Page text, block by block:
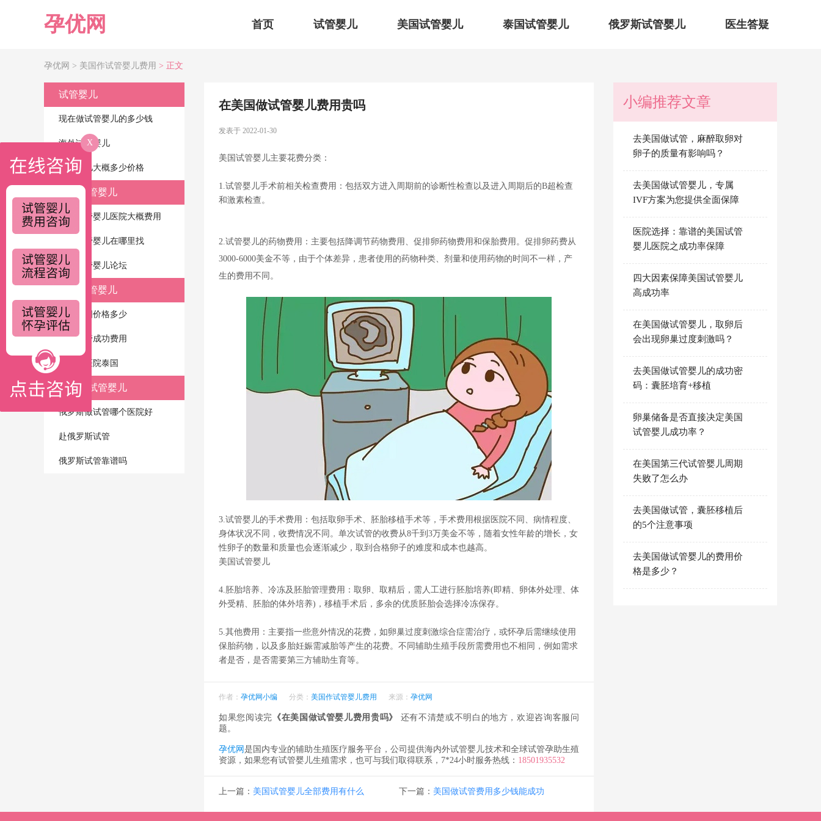
孕优网 首页 试管婴儿 美国试管婴儿 泰国试管婴儿 俄罗斯试管婴儿 医生答疑
孕优网 > 美国作试管婴儿费用 > 正文
试管婴儿
现在做试管婴儿的多少钱
海外试管婴儿
试管婴儿大概多少价格
美国试管婴儿
美国试管婴儿医院大概费用
美国试管婴儿在哪里找
美国试管婴儿论坛
泰国试管婴儿
试管泰国价格多少
泰国试管成功费用
试管的医院泰国
俄罗斯试管婴儿
俄罗斯做试管哪个医院好
赴俄罗斯试管
俄罗斯试管靠谱吗
在美国做试管婴儿费用贵吗
发表于 2022-01-30
美国试管婴儿主要花费分类：
1.试管婴儿手术前相关检查费用：包括双方进入周期前的诊断性检查以及进入周期后的B超检查
和激素检查。
2.试管婴儿的药物费用：主要包括降调节药物费用、促排卵药物费用和保胎费用。促排卵药费从
3000-6000美金不等，由于个体差异，患者使用的药物种类、剂量和使用药物的时间不一样，产
生的费用不同。
3.试管婴儿的手术费用：包括取卵手术、胚胎移植手术等，手术费用根据医院不同、病情程度、
身体状况不同，收费情况不同。单次试管的收费从8千到3万美金不等，随着女性年龄的增长，女
性卵子的数量和质量也会逐渐减少，取到合格卵子的难度和成本也越高。
美国试管婴儿
4.胚胎培养、冷冻及胚胎管理费用：取卵、取精后，需人工进行胚胎培养(即精、卵体外处理、体
外受精、胚胎的体外培养)，移植手术后，多余的优质胚胎会选择冷冻保存。
5.其他费用：主要指一些意外情况的花费，如卵巢过度刺激综合症需治疗，或怀孕后需继续使用
保胎药物，以及多胎妊娠需减胎等产生的花费。不同辅助生殖手段所需费用也不相同，例如需求
者是否，是否需要第三方辅助生育等。
作者： 孕优网小编 分类： 美国作试管婴儿费用 来源： 孕优网
如果您阅读完 《在美国做试管婴儿费用贵吗》
还有不清楚或不明白的地方，欢迎咨询客服问
题。
孕优网是国内专业的辅助生殖医疗服务平台，公司提供海内外试管婴儿技术和全球试管孕助生殖
资源，如果您有试管婴儿生殖需求，也可与我们取得联系，7*24小时服务热线： 18501935532
上一篇： 美国试管婴儿全部费用有什么 下一篇： 美国做试管费用多少钱能成功
小编推荐文章
去美国做试管，麻醉取卵对
卵子的质量有影响吗？
去美国做试管婴儿，专属
IVF方案为您提供全面保障
医院选择：靠谱的美国试管
婴儿医院之成功率保障
四大因素保障美国试管婴儿
高成功率
在美国做试管婴儿，取卵后
会出现卵巢过度刺激吗？
去美国做试管婴儿的成功密
码：囊胚培育+移植
卵巢储备是否直接决定美国
试管婴儿成功率？
在美国第三代试管婴儿周期
失败了怎么办
去美国做试管，囊胚移植后
的5个注意事项
去美国做试管婴儿的费用价
格是多少？
X